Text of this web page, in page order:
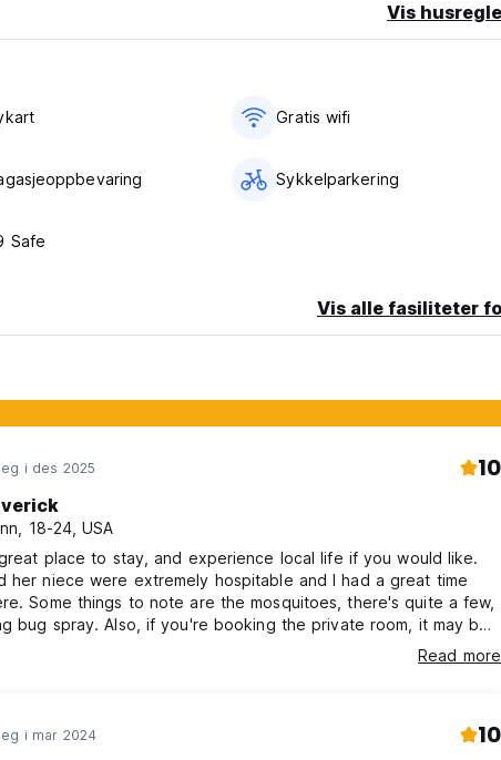
Vis
Gratis wifi‎
Sykkelparkering
Safe
Vis alle fasiliteter
i des 2025 10
18-24, USA
place to stay, and experience local life if you would like.
her niece were extremely hospitable and I had a great time
Some things to note are the mosquitoes, there's quite a few,
bug spray. Also, if you're booking the private room, it may be
the ceiling is not 100% private, it's shared with another room
by the other walls! All else, it was an amazing place to
Read more
i mar 2024 10